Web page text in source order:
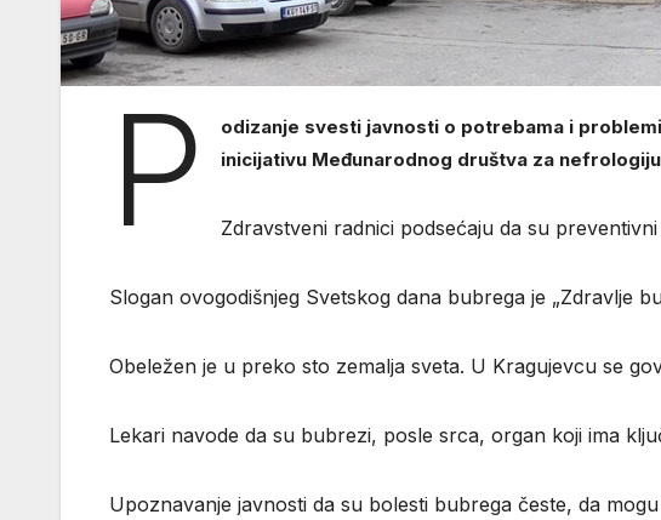
P
odizanje svesti javnosti o potrebama i
inicijativu Međunarodnog društva za
Zdravstveni radnici podsećaju da su
Slogan ovogodišnjeg Svetskog dana bubrega je „Zdravlje
Obeležen je u preko sto zemalja sveta. U Kragujevcu se
Lekari navode da su bubrezi, posle srca, organ koji ima
Upoznavanje javnosti da su bolesti bubrega česte, da